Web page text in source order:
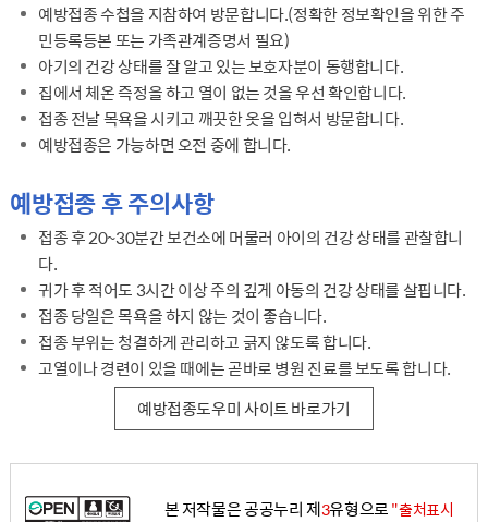
예방접종 수첩을 지참하여 방문합니다.(정확한 정보확인을 위한 주
민등록등본 또는 가족관계증명서 필요)
아기의 건강 상태를 잘 알고 있는 보호자분이 동행합니다.
집에서 체온 즉정을 하고 열이 없는 것을 우선 확인합니다.
접종 전날 목욕을 시키고 깨끗한 옷을 입혀서 방문합니다.
예방접종은 가능하면 오전 중에 합니다.
예방접종 후 주의사항
접종 후 20~30분간 보건소에 머물러 아이의 건강 상태를 관찰합니
다.
귀가 후 적어도 3시간 이상 주의 깊게 아동의 건강 상태를 살핍니다.
접종 당일은 목욕을 하지 않는 것이 좋습니다.
접종 부위는 청결하게 관리하고 긁지 않도록 합니다.
고열이나 경련이 있을 때에는 곧바로 병원 진료를 보도록 합니다.
예방접종도우미 사이트 바로가기
본 저작물은 공공누리 제3유형으로"출처표시